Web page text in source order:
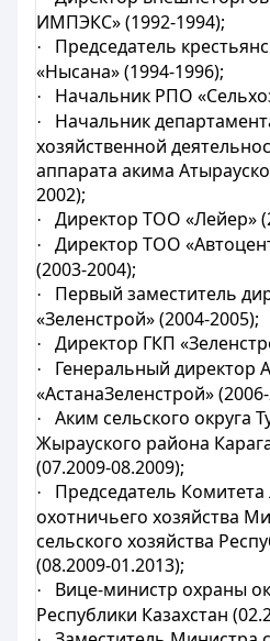
ИМПЭКС» (1992-1994);
·
Председатель
«Нысана» (1994-1996);
· Начальник РПО
·
Начальник
хозяйственной
аппарата акима
2002);
· Директор ТОО «Лейер»
·
Директор ТОО
(2003-2004);
·
Первый заместитель
«Зеленстрой» (2004-2005);
· Директор ГКП
·
Генеральный директор
«АстанаЗеленстрой»
·
Аким сельского округа
Жырауского района
(07.2009-08.2009);
·
Председатель Комитета
охотничьего хозяйства
сельского хозяйства
(08.2009-01.2013);
·
Вице-министр охраны
Республики Казахстан